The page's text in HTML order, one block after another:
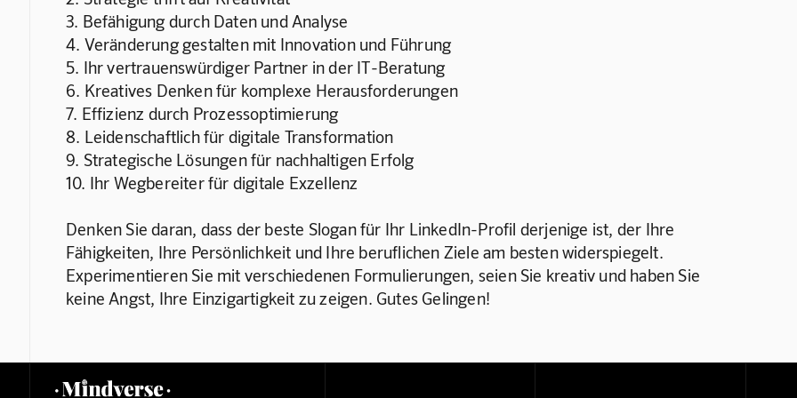
3. Befähigung durch Daten und Analyse
4. Veränderung gestalten mit Innovation und Führung
5. Ihr vertrauenswürdiger Partner in der IT-Beratung
6. Kreatives Denken für komplexe Herausforderungen
7. Effizienz durch Prozessoptimierung
8. Leidenschaftlich für digitale Transformation
9. Strategische Lösungen für nachhaltigen Erfolg
10. Ihr Wegbereiter für digitale Exzellenz
Denken Sie daran, dass der beste Slogan für Ihr LinkedIn-Profil derjenige ist, der Ihre
Fähigkeiten, Ihre Persönlichkeit und Ihre beruflichen Ziele am besten widerspiegelt.
Experimentieren Sie mit verschiedenen Formulierungen, seien Sie kreativ und haben Sie
keine Angst, Ihre Einzigartigkeit zu zeigen. Gutes Gelingen!